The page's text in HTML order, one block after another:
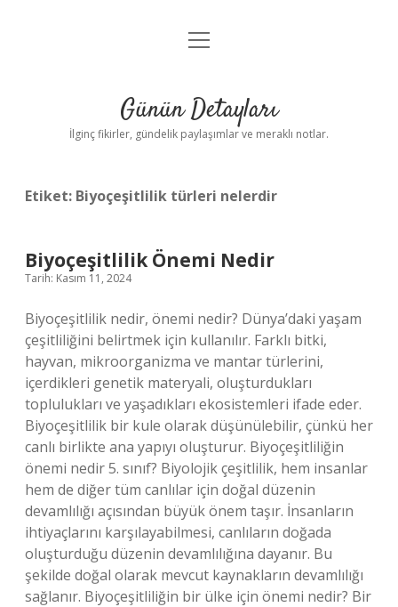
Gizlilik Politikası
Yasal Uyarı
menüyü
Günün Detayları
İlginç fikirler, gündelik paylaşımlar ve meraklı notlar.
Etiket: Biyoçeşitlilik türleri nelerdir
Biyoçeşitlilik Önemi Nedir
Tarih: Kasım 11, 2024
Biyoçeşitlilik nedir, önemi nedir? Dünya’daki yaşam
çeşitliliğini belirtmek için kullanılır. Farklı bitki,
hayvan, mikroorganizma ve mantar türlerini,
içerdikleri genetik materyali, oluşturdukları
toplulukları ve yaşadıkları ekosistemleri ifade eder.
Biyoçeşitlilik bir kule olarak düşünülebilir, çünkü her
canlı birlikte ana yapıyı oluşturur. Biyoçeşitliliğin
önemi nedir 5. sınıf? Biyolojik çeşitlilik, hem insanlar
hem de diğer tüm canlılar için doğal düzenin
devamlılığı açısından büyük önem taşır. İnsanların
ihtiyaçlarını karşılayabilmesi, canlıların doğada
oluşturduğu düzenin devamlılığına dayanır. Bu
şekilde doğal olarak mevcut kaynakların devamlılığı
sağlanır. Biyoçeşitliliğin bir ülke için önemi nedir? Bir